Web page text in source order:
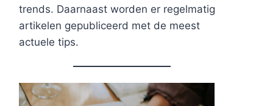
trends. Daarnaast worden er regelmatig
artikelen gepubliceerd met de meest
actuele tips.